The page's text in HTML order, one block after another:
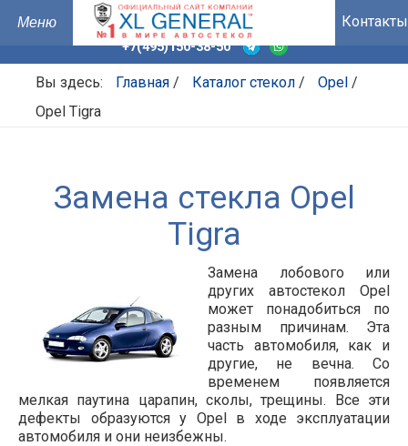
Контакты
+7(495)150-38-50
Вы здесь: Главная / Каталог стекол / Opel /
Opel Tigra
Замена стекла Opel
Tigra
Замена лобового или
других автостекол Opel
может понадобиться по
разным причинам. Эта
часть автомобиля, как и
другие, не вечна. Со
временем появляется
мелкая паутина царапин, сколы, трещины. Все эти
дефекты образуются у Opel в ходе эксплуатации
автомобиля и они неизбежны.